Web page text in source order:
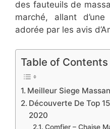
des fauteuils de
marché, allant
adorée par les avis
Table of Contents
Meilleur Siege
​Découverte De Top
2020
​Comfier – Chaise